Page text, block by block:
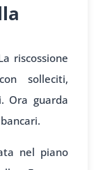
riscossione
solleciti,
Ora guarda
nel piano